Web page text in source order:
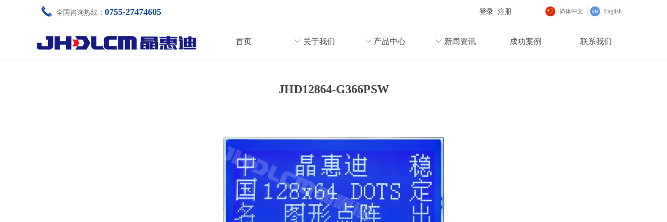
简体中文 English
登录 注册
끅 全国咨询热线： 0755-27474605
首页 ꀅ 关于我们 ꀅ 产品中心 ꀅ 新闻资讯 成功案例 联系我们
JHD12864-G366PSW